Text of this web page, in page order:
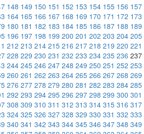
148 149 150 151 152 153 154 155 156 157
164 165 166 167 168 169 170 171 172 173
180 181 182 183 184 185 186 187 188 189
196 197 198 199 200 201 202 203 204 205
212 213 214 215 216 217 218 219 220 221
228 229 230 231 232 233 234 235 236 237
244 245 246 247 248 249 250 251 252 253
260 261 262 263 264 265 266 267 268 269
276 277 278 279 280 281 282 283 284 285
292 293 294 295 296 297 298 299 300 301
308 309 310 311 312 313 314 315 316 317
324 325 326 327 328 329 330 331 332 333
340 341 342 343 344 345 346 347 348 349